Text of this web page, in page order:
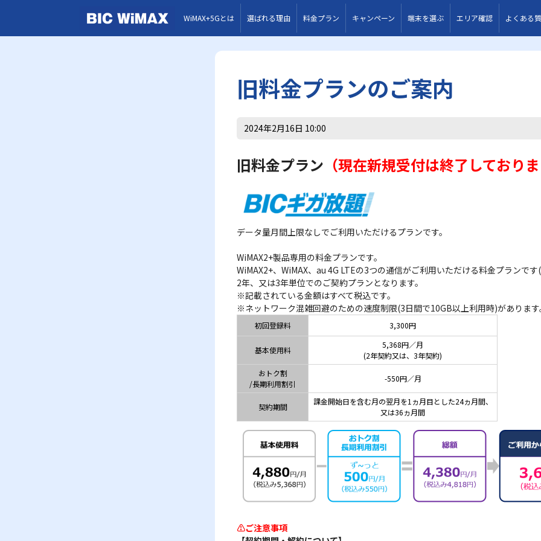
WiMAX+5Gとは 選ばれる理由 料金プラン キャンペーン 端末を選ぶ エリア確認 よくある
旧料金プランのご案内
2024年2月16日 10:00
旧料金プラン （現在新規受付は終了しており
データ量月間上限なしでご利用いただけるプランです。
WiMAX2+製品専用の料金プランです。
WiMAX2+、WiMAX、au 4G LTEの3つの通信がご利用いただける料金プランで
2年、又は3年単位でのご契約プランとなります。
※記載されている金額はすべて税込です。
※ネットワーク混雑回避のための速度制限(3日間で10GB以上利用時)がありま
初回登録料 3,300円
基本使用料
5,368円／月
(2年契約又は、3年契約)
おトク割
/長期利用割引
-550円／月
契約期間
課金開始日を含む月の翌月を1ヵ月目とした24ヵ月間、
又は36ヵ月間
⚠ご注意事項